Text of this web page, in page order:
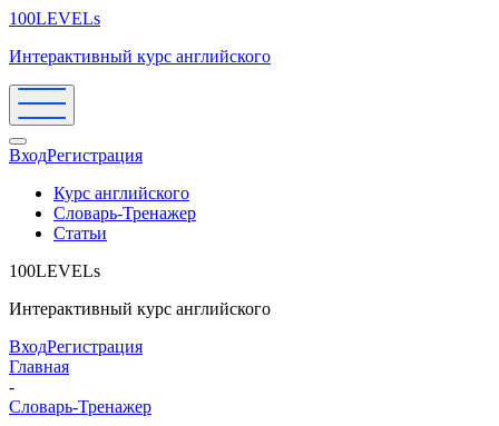
100LEVELs
Интерактивный курс английского
ВходРегистрация
Курс английского
Словарь-Тренажер
Статьи
100LEVELs
Интерактивный курс английского
ВходРегистрация
Главная
-
Словарь-Тренажер